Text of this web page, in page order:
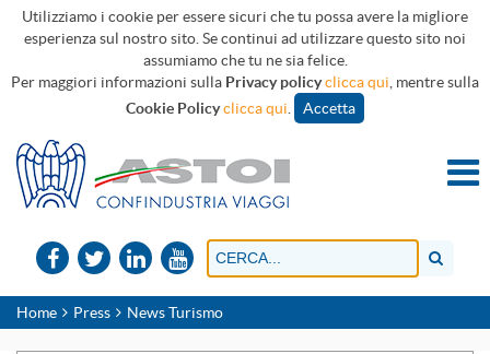
Utilizziamo i cookie per essere sicuri che tu possa avere la migliore
esperienza sul nostro sito. Se continui ad utilizzare questo sito noi
assumiamo che tu ne sia felice.
Per maggiori informazioni sulla Privacy policyclicca qui , mentre sulla
Cookie Policyclicca qui Accetta
Home Press News Turismo